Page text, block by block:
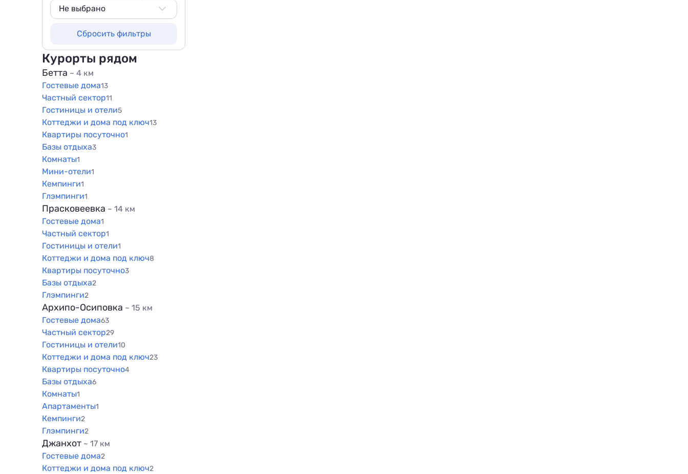
200 м
800 м
1000 м
1500 м
Не выбрано
800 м
1000 м
1500 м
Сбросить фильтры
Курорты рядом
Бетта ~ 4 км
Гостевые дома13
Частный сектор11
Гостиницы и отели5
Коттеджи и дома под ключ13
Квартиры посуточно1
Базы отдыха3
Комнаты1
Мини-отели1
Кемпинги1
Глэмпинги1
Прасковеевка ~ 14 км
Гостевые дома1
Частный сектор1
Гостиницы и отели1
Коттеджи и дома под ключ8
Квартиры посуточно3
Базы отдыха2
Глэмпинги2
Архипо-Осиповка ~ 15 км
Гостевые дома63
Частный сектор29
Гостиницы и отели10
Коттеджи и дома под ключ23
Квартиры посуточно4
Базы отдыха6
Комнаты1
Апартаменты1
Кемпинги2
Глэмпинги2
Джанхот ~ 17 км
Гостевые дома2
Коттеджи и дома под ключ2